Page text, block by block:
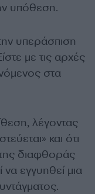
υπόθεση.
υπεράσπιση
με τις αρχές
στα
λέγοντας
και ότι
διαφθοράς
εγγυηθεί μια